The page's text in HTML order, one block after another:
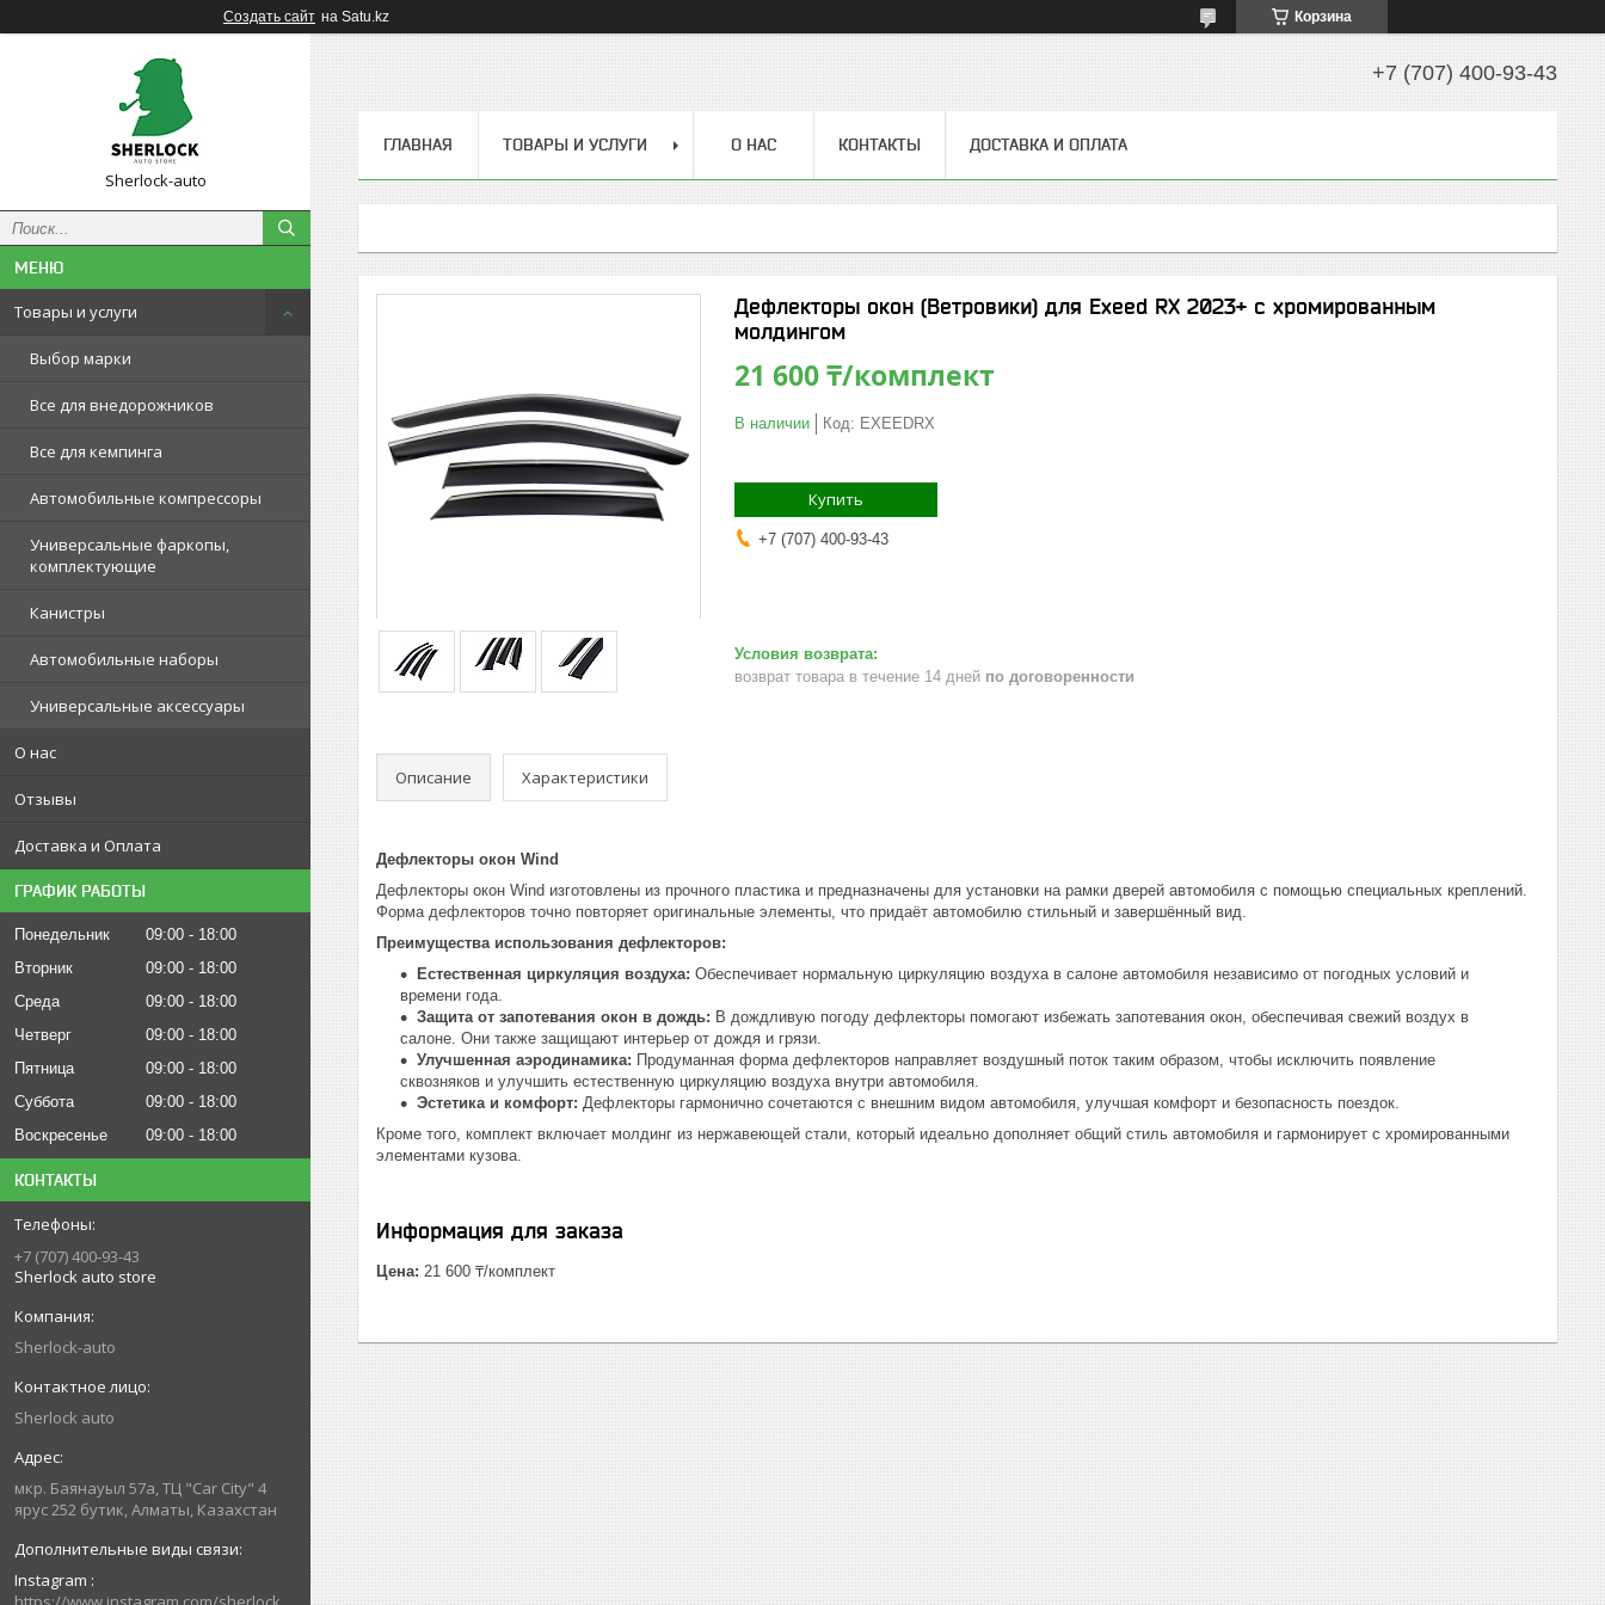
Создать сайт на Satu.kz Корзина
Sherlock-auto
Товары и услуги
Выбор марки
Все для внедорожников
Все для кемпинга
Автомобильные компрессоры
Универсальные фаркопы,
комплектующие
Канистры
Автомобильные наборы
Универсальные аксессуары
О нас
Отзывы
Доставка и Оплата
ГРАФИК РАБОТЫ
Понедельник 09:00
18:00
Вторник
09:00
18:00
Среда
09:00
18:00
Четверг
09:00
18:00
Пятница
09:00
18:00
Суббота
09:00
18:00
Воскресенье
09:00 18:00
КОНТАКТЫ
+7 (707) 400-93-43
Sherlock auto store
Sherlock-auto
Sherlock auto
мкр. Баянауыл 57а, ТЦ "Car Сity" 4
ярус 252 бутик, Алматы, Казахстан
Instagram
+7 (707) 400-93-43
ГЛАВНАЯ ТОВАРЫ И УСЛУГИ О НАС КОНТАКТЫ ДОСТАВКА И ОПЛАТА
Дефлекторы окон (Ветровики) для Exeed RX 2023+ с хромированным
молдингом
21 600 ₸/комплект
В наличии Код: EXEEDRX
Купить
+7 (707) 400-93-43
возврат товара в течение 14 дней по договоренности
Описание Характеристики
Дефлекторы окон Wind
Дефлекторы окон Wind изготовлены из прочного пластика и предназначены для установки на рамки дверей автомобиля с помощью специальных креплений.
Форма дефлекторов точно повторяет оригинальные элементы, что придаёт автомобилю стильный и завершённый вид.
Преимущества использования дефлекторов:
Естественная циркуляция воздуха: Обеспечивает нормальную циркуляцию воздуха в салоне автомобиля независимо от погодных условий и
времени года.
Защита от запотевания окон в дождь: В дождливую погоду дефлекторы помогают избежать запотевания окон, обеспечивая свежий воздух в
салоне. Они также защищают интерьер от дождя и грязи.
Улучшенная аэродинамика: Продуманная форма дефлекторов направляет воздушный поток таким образом, чтобы исключить появление
сквозняков и улучшить естественную циркуляцию воздуха внутри автомобиля.
Эстетика и комфорт: Дефлекторы гармонично сочетаются с внешним видом автомобиля, улучшая комфорт и безопасность поездок.
Кроме того, комплект включает молдинг из нержавеющей стали, который идеально дополняет общий стиль автомобиля и гармонирует с хромированными
элементами кузова.
Информация для заказа
Цена: 21 600 ₸/комплект